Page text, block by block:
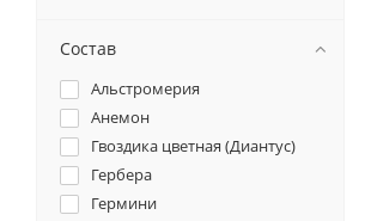
Состав
Альстромерия
Анемон
Гвоздика цветная (Диантус)
Гербера
Гермини